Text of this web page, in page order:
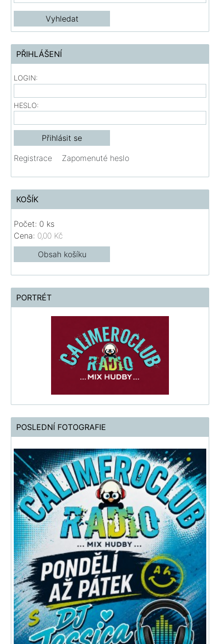
PŘIHLÁŠENÍ
LOGIN:
HESLO:
Registrace Zapomenuté heslo
KOŠÍK
Počet: 0 ks
Cena: 0,00 Kč
Obsah košíku
PORTRÉT
POSLEDNÍ FOTOGRAFIE